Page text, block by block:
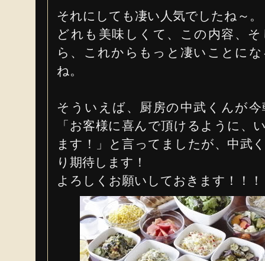
それにしても凄い人気でしたね～。
どれも美味しくて、この内容、
ら、これからもっと凄いことに
ね。
そういえば、厨房の中武くんが
「お客様に喜んで頂けるように、
ます！」と言ってましたが、中武
り期待します！
よろしくお願いしておきます！！！